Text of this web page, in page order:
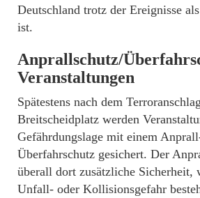
Deutschland trotz der Ereignisse
ist.
Anprallschutz/
Veranstaltungen
Spätestens nach dem
Breitscheidplatz werden
Gefährdungslage mit einem
Überfahrschutz gesichert. Der
überall dort zusätzliche Sicherheit,
Unfall- oder Kollisionsgefahr